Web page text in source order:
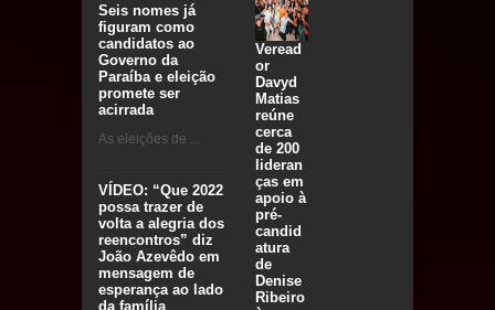
Seis nomes já
figuram como
candidatos ao
Governo da
Paraíba e eleição
promete ser
acirrada
As eleições de ...
VÍDEO: “Que 2022
possa trazer de
volta a alegria dos
reencontros” diz
João Azevêdo em
mensagem de
esperança ao lado
da família
Veread
or
Davyd
Matias
reúne
cerca
de 200
lideran
ças em
apoio à
pré-
candid
atura
de
Denise
Ribeiro